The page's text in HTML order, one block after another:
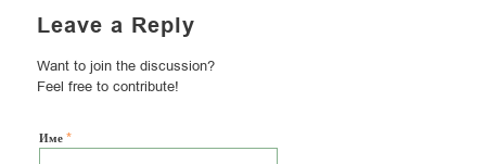
Leave a Reply
Want to join the discussion?
Feel free to contribute!
Име *